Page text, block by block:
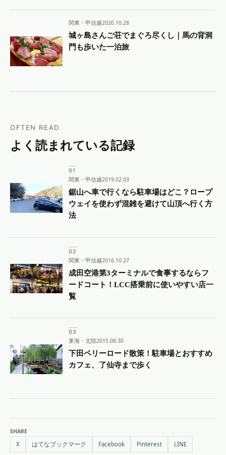
関東・甲信越2020.10.28
城ヶ島さんご荘でまぐろ尽くし｜馬の背洞
門も歩いた一泊旅
OFTEN READ
よく読まれている記録
関東・甲信越2019.02.03
鋸山へ車で行くなら駐車場はどこ？ロープ
ウェイを使わず混雑を避けて山頂へ行く方
法
関東・甲信越2016.10.27
成田空港第3ターミナルで食事するならフ
ードコート！LCC搭乗前に使いやすい店一
覧
東海・北陸2015.08.30
下田ペリーロード散策！駐車場とおすすめ
カフェ、了仙寺まで歩く
SHARE
X はてなブックマーク Facebook Pinterest LINE